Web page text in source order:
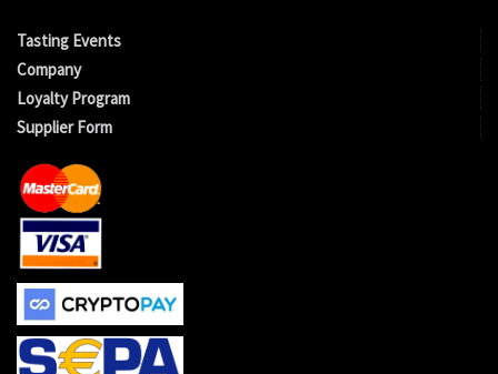
Tasting Events
Company
Loyalty Program
Supplier Form